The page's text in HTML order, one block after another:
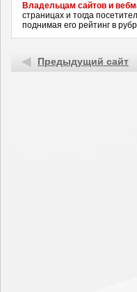
Владельцам сайтов и
страницах и тогда
поднимая его рейтинг в
Предыдущий сайт